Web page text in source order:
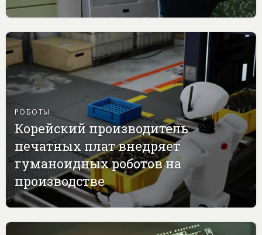
РОБОТЫ
Корейский производитель
печатных плат внедряет
гуманоидных роботов на
производстве